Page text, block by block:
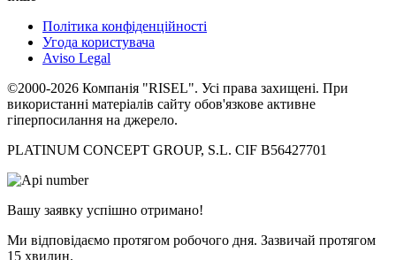
Політика конфіденційності
Угода користувача
Aviso Legal
©2000-2026 Компанія "RISEL". Усі права захищені. При
використанні матеріалів сайту обов'язкове активне
гіперпосилання на джерело.
PLATINUM CONCEPT GROUP, S.L. CIF B56427701
Вашу заявку успішно отримано!
Ми відповідаємо протягом робочого дня. Зазвичай протягом
15 хвилин.